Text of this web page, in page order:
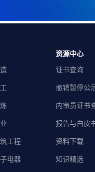
工程
电器
资源中心
证书查询
撤销暂停公
内审员证书
报告与白皮
资料下载
知识精选